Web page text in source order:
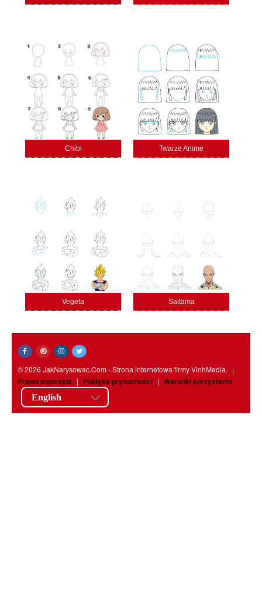
Chibi Twarze Anime
Vegeta Saitama
© 2026 JakNarysowac.Com - Strona internetowa firmy VinhMedia. |
Prawo autorskie | Polityka prywatności | Warunki korzystania
English